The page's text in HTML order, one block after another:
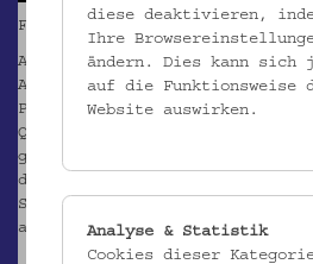
Fr, 11.09.2026, 15:00
An den "Hof der Kulturen - Open
Areal erwartet die
Programm mit Workshops,
Q&A-Sessions, Möglichkeiten
gegenseitigen Kennenlernen.
die Gelegenheit, gemeinsam mit
Stipendiat:innen verschiedene
auszuprobieren und eine Führung
diese deaktivieren,
Ihre
ändern. Dies kann sich
auf die Funktionsweise
Website auswirken.
Analyse & Statistik
Cookies dieser